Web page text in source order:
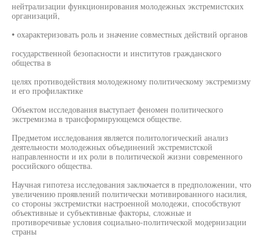
нейтрализации функционирования молодежных экстремистских
организаций,
• охарактеризовать роль и значение совместных действий органов
государственной безопасности и институтов гражданского
общества в
целях противодействия молодежному политическому экстремизму
и его профилактике
Объектом исследования выступает феномен политического
экстремизма в трансформирующемся обществе.
Предметом исследования является политологический анализ
деятельности молодежных объединений экстремистской
направленности и их роли в политической жизни современного
российского общества.
Научная гипотеза исследования заключается в предположении, что
увеличению проявлений политически мотивированного насилия,
со стороны экстремистки настроенной молодежи, способствуют
объективные и субъективные факторы, сложные и
противоречивые условия социально-политической модернизации
страны